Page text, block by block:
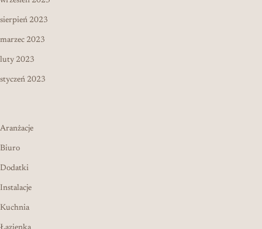
sierpień 2023
marzec 2023
luty 2023
styczeń 2023
Aranżacje
Biuro
Dodatki
Instalacje
Kuchnia